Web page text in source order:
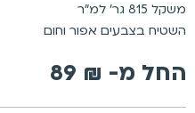
משקל 815 גר’ למ”ר
השטיח בצבעים אפור וחום
החל מ- 89 ₪